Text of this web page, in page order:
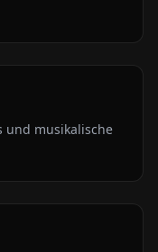
und musikalische